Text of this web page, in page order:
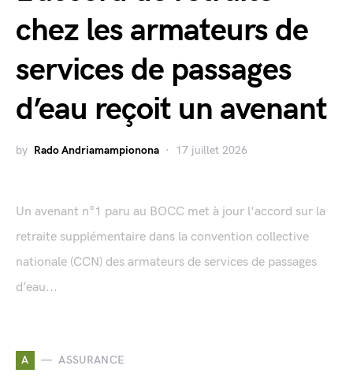
chez les armateurs de
services de passages
d’eau reçoit un avenant
by Rado Andriamampionona 17 juillet 2026
Un avenant n°1 paru au BOCC met à jour l'accord sur la
retraite supplémentaire dans la convention collective
nationale (CCN) des armateurs de services de passages
d’eau...
A ASSURANCE